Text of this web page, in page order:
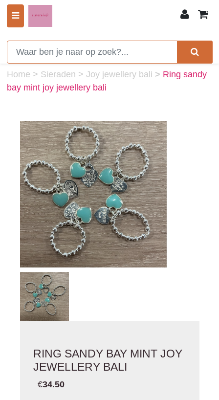
0
Home > Sieraden > Joy jewellery bali > Ring sandy
bay mint joy jewellery bali
RING SANDY BAY MINT JOY
JEWELLERY BALI
€34.50